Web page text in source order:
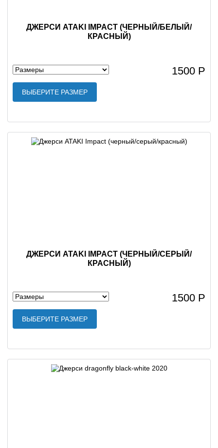
ДЖЕРСИ ATAKI IMPACT (ЧЕРНЫЙ/БЕЛЫЙ/
КРАСНЫЙ)
1500 Р
ВЫБЕРИТЕ РАЗМЕР
ДЖЕРСИ ATAKI IMPACT (ЧЕРНЫЙ/СЕРЫЙ/
КРАСНЫЙ)
1500 Р
ВЫБЕРИТЕ РАЗМЕР